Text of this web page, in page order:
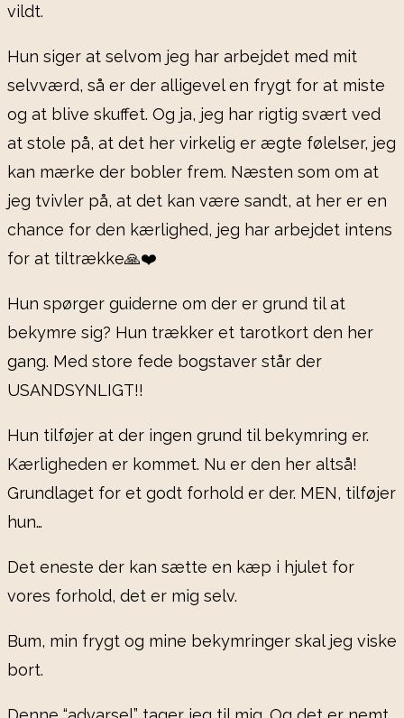
vildt.
Hun siger at selvom jeg har arbejdet med mit
selvværd, så er der alligevel en frygt for at miste
og at blive skuffet. Og ja, jeg har rigtig svært ved
at stole på, at det her virkelig er ægte følelser, jeg
kan mærke der bobler frem. Næsten som om at
jeg tvivler på, at det kan være sandt, at her er en
chance for den kærlighed, jeg har arbejdet intens
for at tiltrække🙏❤️
Hun spørger guiderne om der er grund til at
bekymre sig? Hun trækker et tarotkort den her
gang. Med store fede bogstaver står der
USANDSYNLIGT!!
Hun tilføjer at der ingen grund til bekymring er.
Kærligheden er kommet. Nu er den her altså!
Grundlaget for et godt forhold er der. MEN, tilføjer
hun…
Det eneste der kan sætte en kæp i hjulet for
vores forhold, det er mig selv.
Bum, min frygt og mine bekymringer skal jeg viske
bort.